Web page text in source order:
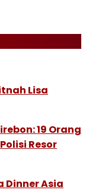
Lisa
19 Orang
Resor
Dinner Asia